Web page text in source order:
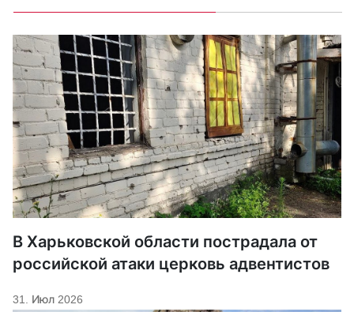
В Харьковской области пострадала от
российской атаки церковь адвентистов
31. Июл 2026